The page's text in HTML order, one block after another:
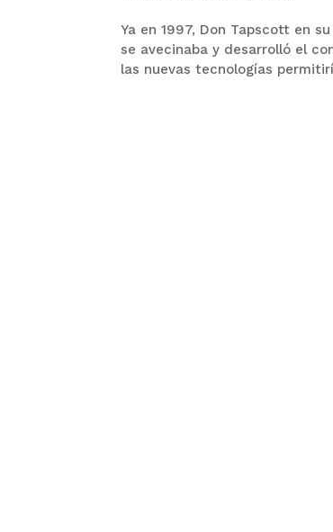
Ya en 1997, Don Tapscott en
se avecinaba y desarrolló el
las nuevas tecnologías